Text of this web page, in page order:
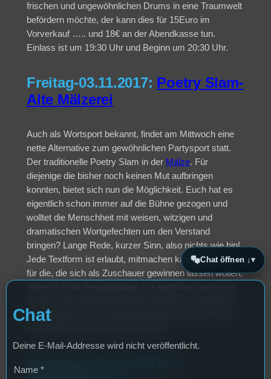
frischen und ungewöhnlichen Drums in eine Traumwelt
befördern möchte, der kann dies für 15Euro im
Vorverkauf ….. und 18€ an der Abendkasse tun.
Einlass ist um 19:30 Uhr und Beginn um 20:30 Uhr.
Freitag-03.11.2017: Poetry Slam-
Alte Mälzerei
Auch als Wortsport bekannt, findet am Mittwoch eine
nette Alternative zum gewöhnlichen Partysport statt.
Der traditionelle Poetry Slam in der Mälze. Für
diejenige die bisher noch keinen Mut aufbringen
konnten, bietet sich nun die Möglichkeit. Euch hat es
eigentlich schon immer auf die Bühne gezogen und
wolltet die Menschheit mit weisen, witzigen und
dramatischen Wortgefechten um den Verstand
bringen? Lange Rede, kurzer Sinn, also nichts wie hin!
Jede Textform ist erlaubt, mitmachen kann jeder! Auch
für die, die sich als Zuschauer gewinnen lassen wollen,
und möglich unter : maelzeslam@planetslam.de Auf
Samstag- 04.11.2017: 3.
Chat öffnen ↓
Chat
Deine E-Mail-Addresse wird nicht veröffentlicht.
Name *